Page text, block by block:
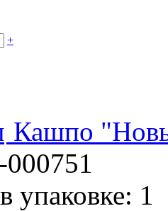
+
Кашпо
000751
упаковке: 1